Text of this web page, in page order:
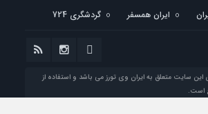
ایران همسفر گردشگری 724
سایت متعلق به ایران وی تورز می باشد و استفاده از
است.